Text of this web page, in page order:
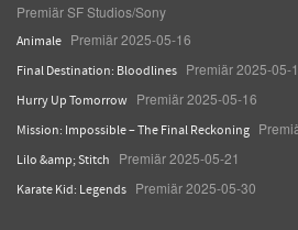
Premiär SF Studios/Sony
Animale Premiär 2025-05-16
Final Destination: Bloodlines Premiär 2025-05-
Hurry Up Tomorrow Premiär 2025-05-16
Mission: Impossible – The Final Reckoning
Lilo &amp; Stitch Premiär 2025-05-21
Karate Kid: Legends Premiär 2025-05-30